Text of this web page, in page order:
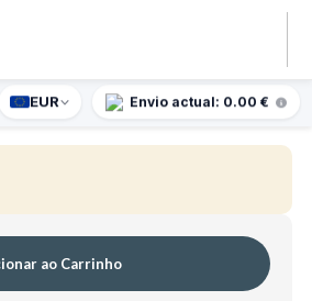
superiores a 90€
EUR Envio actual: 0.00 €
ao Carrinho